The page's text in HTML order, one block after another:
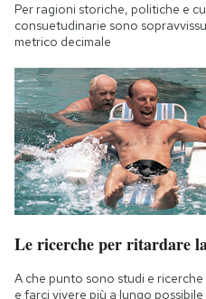
Per ragioni storiche, politiche e
consuetudinarie sono
metrico decimale
Le ricerche per ritardare
A che punto sono studi e
e farci vivere più a lungo possibile